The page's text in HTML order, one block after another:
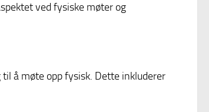
ved fysiske møter og
å møte opp fysisk. Dette inkluderer